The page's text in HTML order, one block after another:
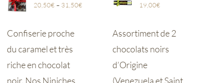
20,50€ – 31,50€
Confiserie proche
du caramel et très
riche en chocolat
noir. Nos Niniches
19,00€
Assortiment de 2
chocolats noirs
d’Origine
(Venezuela et Saint